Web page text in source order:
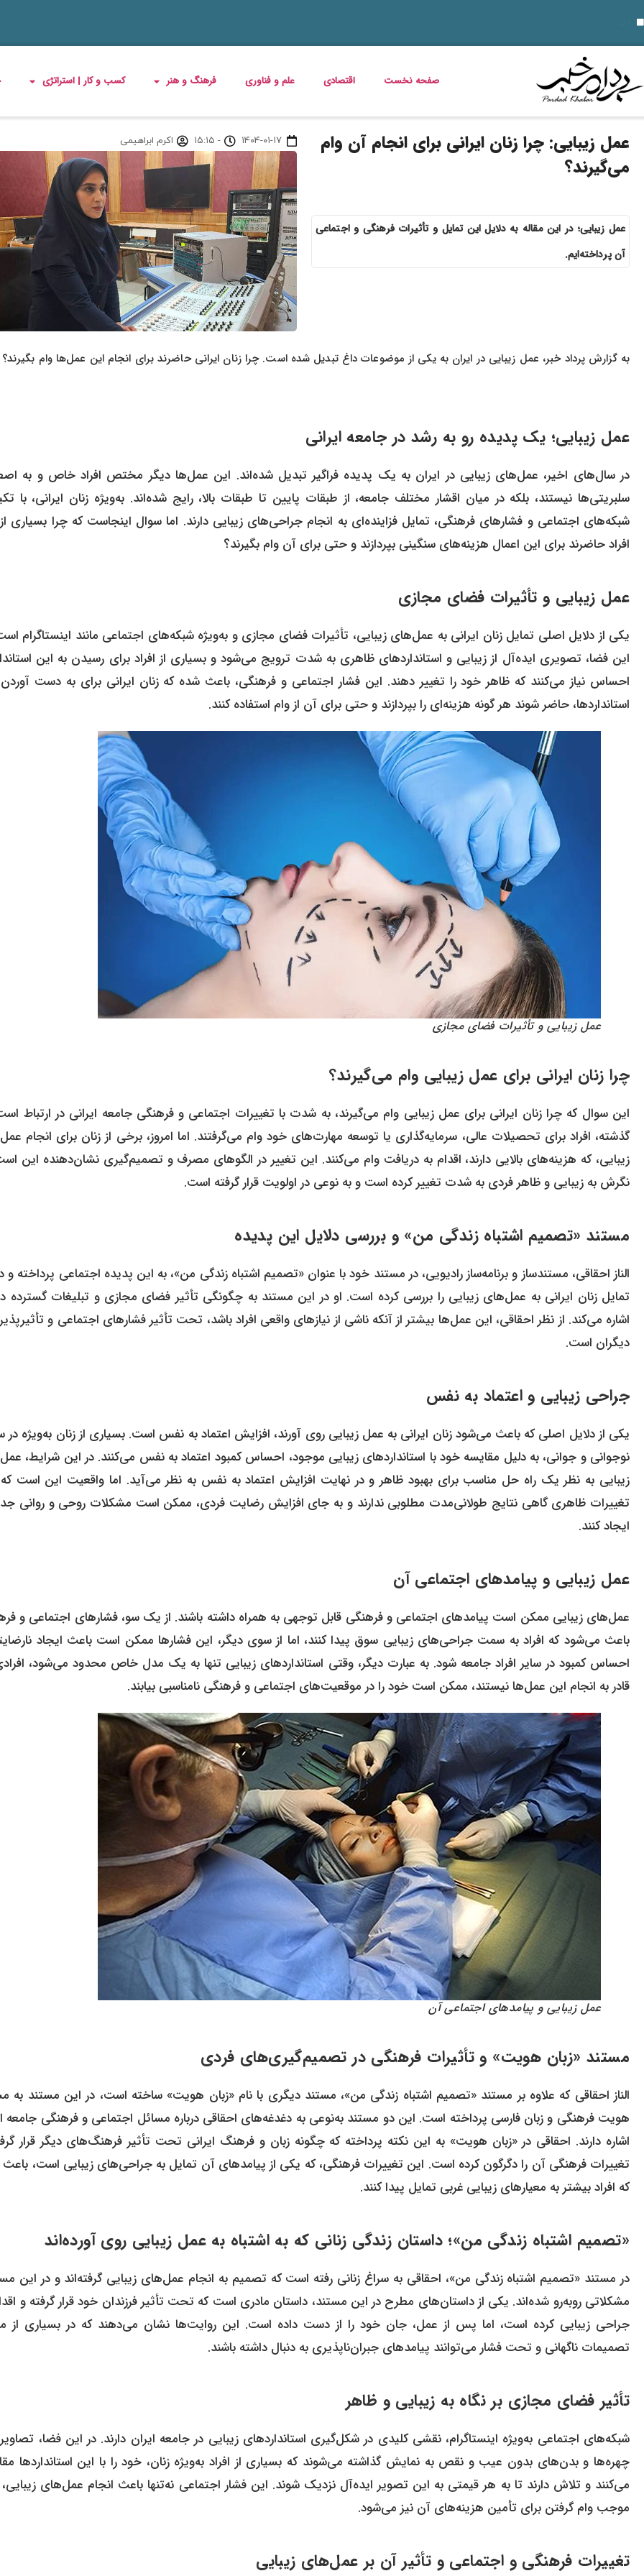
صفحه نخست اقتصادی علم و فناوری فرهنگ و هنر کسب و کار | استراتژی
عمل زیبایی: چرا زنان ایرانی برای انجام آن وام
می‌گیرند؟
عمل زیبایی؛ در این مقاله به دلایل این تمایل و تأثیرات فرهنگی و اجتماعی
آن پرداخته‌ایم.
۱۴۰۴-۰۱-۱۷ - ۱۵:۱۵ اکرم ابراهیمی
به گزارش پرداد خبر، عمل زیبایی در ایران به یکی از موضوعات داغ تبدیل شده است. چرا زنان ایرانی حاضرند برای انجام این عمل‌ها وام بگیرند؟
عمل زیبایی؛ یک پدیده رو به رشد در جامعه ایرانی
در سال‌های اخیر، عمل‌های زیبایی در ایران به یک پدیده فراگیر تبدیل شده‌اند. این عمل‌ها دیگر مختص افراد خاص و به
سلبریتی‌ها نیستند، بلکه در میان اقشار مختلف جامعه، از طبقات پایین تا طبقات بالا، رایج شده‌اند. به‌ویژه زنان ایرانی، با
شبکه‌های اجتماعی و فشارهای فرهنگی، تمایل فزاینده‌ای به انجام جراحی‌های زیبایی دارند. اما سوال اینجاست که چرا بسیاری
افراد حاضرند برای این اعمال هزینه‌های سنگینی بپردازند و حتی برای آن وام بگیرند؟
عمل زیبایی و تأثیرات فضای مجازی
یکی از دلایل اصلی تمایل زنان ایرانی به عمل‌های زیبایی، تأثیرات فضای مجازی و به‌ویژه شبکه‌های اجتماعی مانند اینستاگرام
این فضا، تصویری ایده‌آل از زیبایی و استانداردهای ظاهری به شدت ترویج می‌شود و بسیاری از افراد برای رسیدن به این
احساس نیاز می‌کنند که ظاهر خود را تغییر دهند. این فشار اجتماعی و فرهنگی، باعث شده که زنان ایرانی برای به دست
استانداردها، حاضر شوند هر گونه هزینه‌ای را بپردازند و حتی برای آن از وام استفاده کنند.
عمل زیبایی و تأثیرات فضای مجازی
چرا زنان ایرانی برای عمل زیبایی وام می‌گیرند؟
این سوال که چرا زنان ایرانی برای عمل زیبایی وام می‌گیرند، به شدت با تغییرات اجتماعی و فرهنگی جامعه ایرانی در ارتباط
گذشته، افراد برای تحصیلات عالی، سرمایه‌گذاری یا توسعه مهارت‌های خود وام می‌گرفتند. اما امروز، برخی از زنان برای انجام
زیبایی، که هزینه‌های بالایی دارند، اقدام به دریافت وام می‌کنند. این تغییر در الگوهای مصرف و تصمیم‌گیری نشان‌دهنده این
نگرش به زیبایی و ظاهر فردی به شدت تغییر کرده است و به نوعی در اولویت قرار گرفته است.
مستند «تصمیم اشتباه زندگی من» و بررسی دلایل این پدیده
الناز احقاقی، مستندساز و برنامه‌ساز رادیویی، در مستند خود با عنوان «تصمیم اشتباه زندگی من»، به این پدیده اجتماعی پرداخته و
تمایل زنان ایرانی به عمل‌های زیبایی را بررسی کرده است. او در این مستند به چگونگی تأثیر فضای مجازی و تبلیغات گسترده
اشاره می‌کند. از نظر احقاقی، این عمل‌ها بیشتر از آنکه ناشی از نیازهای واقعی افراد باشد، تحت تأثیر فشارهای اجتماعی و
دیگران است.
جراحی زیبایی و اعتماد به نفس
یکی از دلایل اصلی که باعث می‌شود زنان ایرانی به عمل زیبایی روی آورند، افزایش اعتماد به نفس است. بسیاری از زنان به‌ویژه در
نوجوانی و جوانی، به دلیل مقایسه خود با استانداردهای زیبایی موجود، احساس کمبود اعتماد به نفس می‌کنند. در این شرایط،
زیبایی به نظر یک راه حل مناسب برای بهبود ظاهر و در نهایت افزایش اعتماد به نفس به نظر می‌آید. اما واقعیت این است
تغییرات ظاهری گاهی نتایج طولانی‌مدت مطلوبی ندارند و به جای افزایش رضایت فردی، ممکن است مشکلات روحی و روانی
ایجاد کنند.
عمل زیبایی و پیامدهای اجتماعی آن
عمل‌های زیبایی ممکن است پیامدهای اجتماعی و فرهنگی قابل توجهی به همراه داشته باشند. از یک سو، فشارهای اجتماعی و
باعث می‌شود که افراد به سمت جراحی‌های زیبایی سوق پیدا کنند، اما از سوی دیگر، این فشارها ممکن است باعث ایجاد
احساس کمبود در سایر افراد جامعه شود. به عبارت دیگر، وقتی استانداردهای زیبایی تنها به یک مدل خاص محدود می‌شود،
قادر به انجام این عمل‌ها نیستند، ممکن است خود را در موقعیت‌های اجتماعی و فرهنگی نامناسبی بیابند.
عمل زیبایی و پیامدهای اجتماعی آن
مستند «زبان هویت» و تأثیرات فرهنگی در تصمیم‌گیری‌های فردی
الناز احقاقی که علاوه بر مستند «تصمیم اشتباه زندگی من»، مستند دیگری با نام «زبان هویت» ساخته است، در این مستند به
هویت فرهنگی و زبان فارسی پرداخته است. این دو مستند به‌نوعی به دغدغه‌های احقاقی درباره مسائل اجتماعی و فرهنگی جامعه
اشاره دارند. احقاقی در «زبان هویت» به این نکته پرداخته که چگونه زبان و فرهنگ ایرانی تحت تأثیر فرهنگ‌های دیگر قرار
تغییرات فرهنگی آن را دگرگون کرده است. این تغییرات فرهنگی، که یکی از پیامدهای آن تمایل به جراحی‌های زیبایی است،
که افراد بیشتر به معیارهای زیبایی غربی تمایل پیدا کنند.
«تصمیم اشتباه زندگی من»؛ داستان زندگی زنانی که به اشتباه به عمل زیبایی روی آورده‌اند
در مستند «تصمیم اشتباه زندگی من»، احقاقی به سراغ زنانی رفته است که تصمیم به انجام عمل‌های زیبایی گرفته‌اند و در این
مشکلاتی روبه‌رو شده‌اند. یکی از داستان‌های مطرح در این مستند، داستان مادری است که تحت تأثیر فرزندان خود قرار گرفته و
جراحی زیبایی کرده است، اما پس از عمل، جان خود را از دست داده است. این روایت‌ها نشان می‌دهند که در بسیاری از
تصمیمات ناگهانی و تحت فشار می‌توانند پیامدهای جبران‌ناپذیری به دنبال داشته باشند.
تأثیر فضای مجازی بر نگاه به زیبایی و ظاهر
شبکه‌های اجتماعی به‌ویژه اینستاگرام، نقشی کلیدی در شکل‌گیری استانداردهای زیبایی در جامعه ایران دارند. در این فضا،
چهره‌ها و بدن‌های بدون عیب و نقص به نمایش گذاشته می‌شوند که بسیاری از افراد به‌ویژه زنان، خود را با این استانداردها
می‌کنند و تلاش دارند تا به هر قیمتی به این تصویر ایده‌آل نزدیک شوند. این فشار اجتماعی نه‌تنها باعث انجام عمل‌های زیبایی،
موجب وام گرفتن برای تأمین هزینه‌های آن نیز می‌شود.
تغییرات فرهنگی و اجتماعی و تأثیر آن بر عمل‌های زیبایی